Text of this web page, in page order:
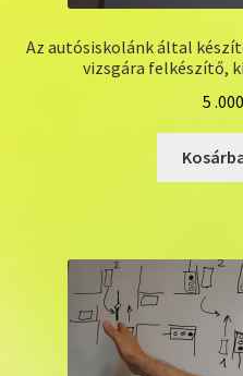
Az autósiskolánk által
vizsgára felkészítő,
5